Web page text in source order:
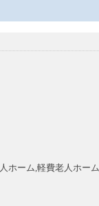
ーム,軽費老人ホ